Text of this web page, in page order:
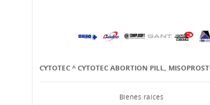
CYTOTEC ^ CYTOTEC ABORTION PILL,
Bienes raíces